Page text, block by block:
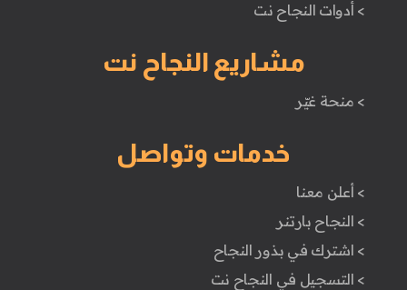
> أدوات النجاح نت
مشاريع النجاح نت
> منحة غيّر
خدمات وتواصل
> أعلن معنا
> النجاح بارتنر
> اشترك في بذور النجاح
> التسجيل في النجاح نت